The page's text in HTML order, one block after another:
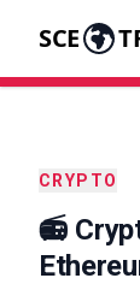
SCE
CRYPTO
📻